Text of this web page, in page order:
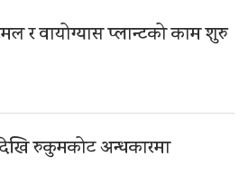
र वायोग्यास प्लान्टको काम शुरु
रुकुमकोट अन्धकारमा